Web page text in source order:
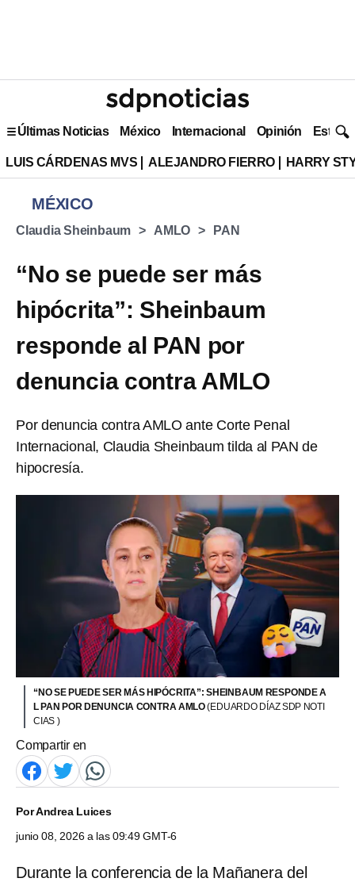
Últimas Noticias México Internacional Opinión Estilo
LUIS CÁRDENAS MVS ALEJANDRO FIERRO HARRY
MÉXICO
Claudia Sheinbaum AMLO PAN
“No se puede ser más
hipócrita”: Sheinbaum
responde al PAN por
denuncia contra AMLO
Por denuncia contra AMLO ante Corte Penal
Internacional, Claudia Sheinbaum tilda al PAN de
hipocresía.
“NO SE PUEDE SER MÁS HIPÓCRITA”: SHEINBAUM RESPONDE A
L PAN POR DENUNCIA CONTRA AMLO(EDUARDO DÍAZ SDP NOTI
CIAS )
Compartir en
PorAndrea Luices
junio 08, 2026 a las 09:49 GMT-6
Durante la conferencia de la Mañanera del